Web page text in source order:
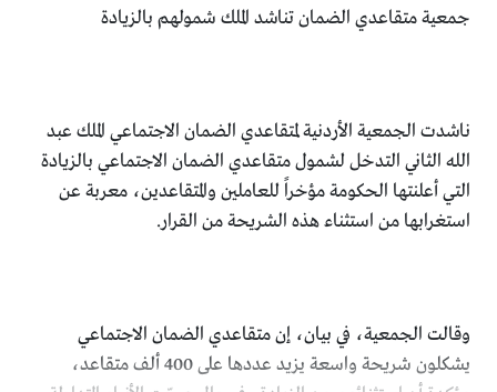
جمعية متقاعدي الضمان تناشد الملك شمولهم بالزيادة
ناشدت الجمعية الأردنية لمتقاعدي الضمان الاجتماعي الملك عبد
الله الثاني التدخل لشمول متقاعدي الضمان الاجتماعي بالزيادة
التي أعلنتها الحكومة مؤخراً للعاملين والمتقاعدين، معربة عن
استغرابها من استثناء هذه الشريحة من القرار.
وقالت الجمعية، في بيان، إن متقاعدي الضمان الاجتماعي
يشكلون شريحة واسعة يزيد عددها على 400 ألف متقاعد،